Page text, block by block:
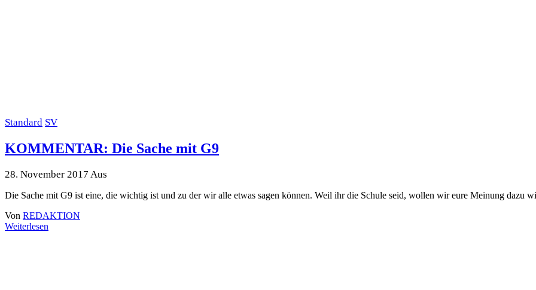
Standard SV
KOMMENTAR: Die Sache mit G9
28. November 2017 Aus
Die Sache mit G9 ist eine, die wichtig ist und zu der wir alle etwas sagen können. Weil ihr die Schule seid, wollen wir eure Meinung dazu
Von REDAKTION
Weiterlesen